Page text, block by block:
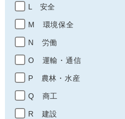
L 安全
M 環境保全
N 労働
O 運輸・通信
P 農林・水産
Q 商工
R 建設